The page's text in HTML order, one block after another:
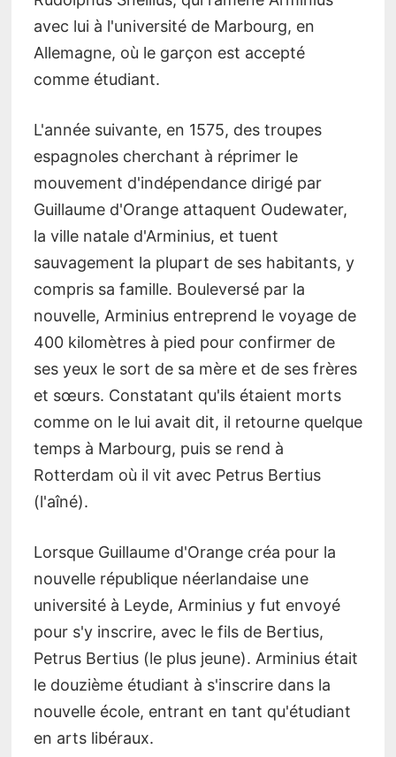
avec lui à l'université de Marbourg, en
Allemagne, où le garçon est accepté
comme étudiant.
L'année suivante, en 1575, des troupes
espagnoles cherchant à réprimer le
mouvement d'indépendance dirigé par
Guillaume d'Orange attaquent Oudewater,
la ville natale d'Arminius, et tuent
sauvagement la plupart de ses habitants, y
compris sa famille. Bouleversé par la
nouvelle, Arminius entreprend le voyage de
400 kilomètres à pied pour confirmer de
ses yeux le sort de sa mère et de ses frères
et sœurs. Constatant qu'ils étaient morts
comme on le lui avait dit, il retourne quelque
temps à Marbourg, puis se rend à
Rotterdam où il vit avec Petrus Bertius
(l'aîné).
Lorsque Guillaume d'Orange créa pour la
nouvelle république néerlandaise une
université à Leyde, Arminius y fut envoyé
pour s'y inscrire, avec le fils de Bertius,
Petrus Bertius (le plus jeune). Arminius était
le douzième étudiant à s'inscrire dans la
nouvelle école, entrant en tant qu'étudiant
en arts libéraux.